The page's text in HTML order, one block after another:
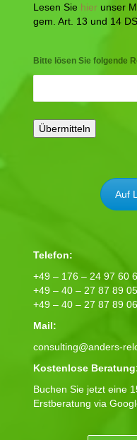
Lesen Sie hier unser
gem. Art. 13 und 14
Bitte lösen Sie folgende
Auf
Telefon:
+49 – 176 – 24 97 60
+49 – 40 – 27 87 89
+49 – 40 – 27 87 89
Mail:
consulting@anders-
Kostenlose
Buchen Sie jetzt eine
Erstberatung via